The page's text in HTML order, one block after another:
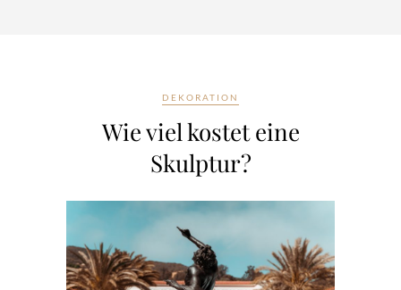
DEKORATION
Wie viel kostet eine
Skulptur?